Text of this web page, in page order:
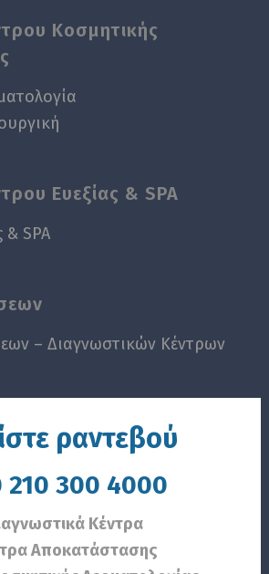
Κοσμητικής
Ευεξίας & SPA
& SPA
– Διαγνωστικών Κέντρων
ραντεβού
210 300 4000
Κέντρα
Αποκατάστασης